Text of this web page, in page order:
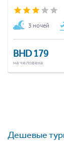
3 ночей
BHD 179
на человека
Дешевые